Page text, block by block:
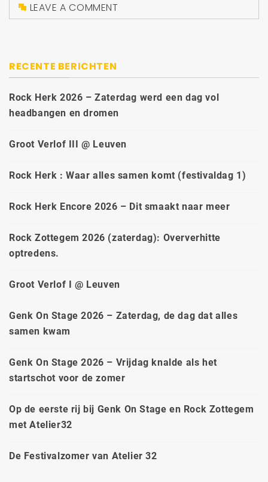
LEAVE A COMMENT
RECENTE BERICHTEN
Rock Herk 2026 – Zaterdag werd een dag vol
headbangen en dromen
Groot Verlof III @ Leuven
Rock Herk : Waar alles samen komt (festivaldag 1)
Rock Herk Encore 2026 – Dit smaakt naar meer
Rock Zottegem 2026 (zaterdag): Oververhitte
optredens.
Groot Verlof I @ Leuven
Genk On Stage 2026 – Zaterdag, de dag dat alles
samen kwam
Genk On Stage 2026 – Vrijdag knalde als het
startschot voor de zomer
Op de eerste rij bij Genk On Stage en Rock Zottegem
met Atelier32
De Festivalzomer van Atelier 32